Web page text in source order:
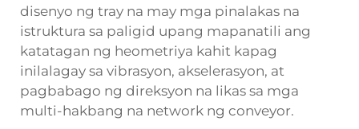
disenyo ng tray na may mga pinalakas na
istruktura sa paligid upang mapanatili ang
katatagan ng heometriya kahit kapag
inilalagay sa vibrasyon, akselerasyon, at
pagbabago ng direksyon na likas sa mga
multi-hakbang na network ng conveyor.